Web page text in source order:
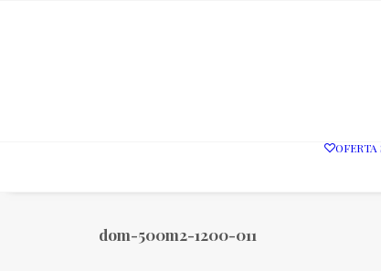
OFERTA
dom-500m2-1200-011